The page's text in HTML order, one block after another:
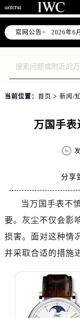
官网公告>
2026年6
当前位置： 首页 > 新闻/
万国手表
分享
当万国手表不
要。灰尘不仅会影
损害。面对这种情
并采取合适的措施